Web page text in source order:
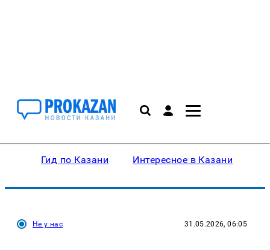
Гид по Казани Интересное в Казани
Не у нас 31.05.2026, 06:05